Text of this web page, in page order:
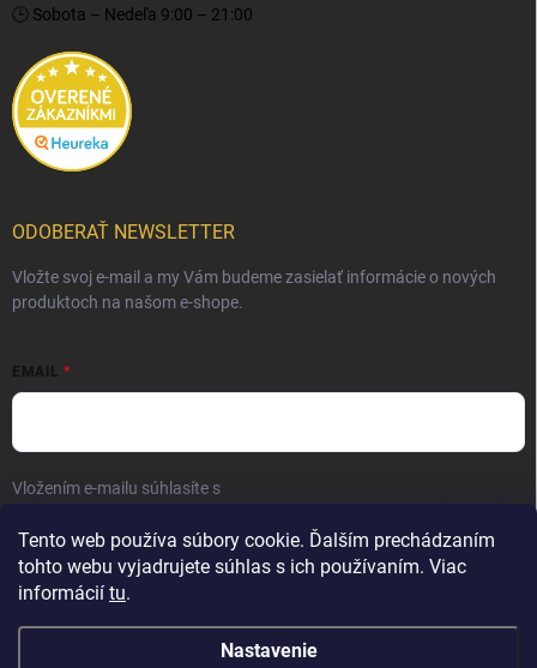
Tento web používa súbory cookie. Ďalším prechádzaním
tohto webu vyjadrujete súhlas s ich používaním. Viac
informácií tu.
Nastavenie
🕒 Sobota – Nedeľa 9:00 – 21:00
ODOBERAŤ NEWSLETTER
Vložte svoj e-mail a my Vám budeme zasielať informácie o nových
produktoch na našom e-shope.
EMAIL
Vložením e-mailu súhlasíte s
Prihlásiť sa